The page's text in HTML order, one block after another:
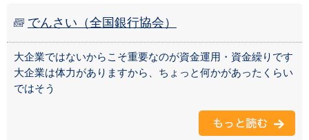
でんさい（全国銀行協会）
大企業ではないからこそ重要なのが資金運用・資金繰りです
大企業は体力がありますから、ちょっと何かがあったくらい
ではそう